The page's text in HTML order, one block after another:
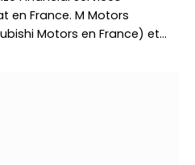
en France. M Motors
Motors en France) et…